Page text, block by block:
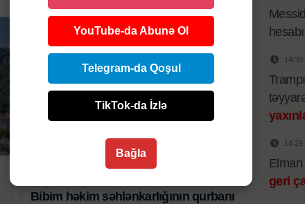
Bibim həkim səhlənkarlığının qurbanı
14:30
14:29
geri
YouTube-da Abunə Ol
Telegram-da Qoşul
TikTok-da İzlə
Bağla